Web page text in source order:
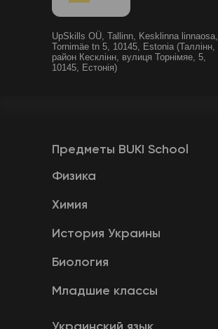
UpSkills OÜ, Tallinn, Kesklinna linnaosa,
Tornimäe tn 5, 10145, Estonia (Таллінн,
район Кесклінн, вулиця Торнімяе, 5,
10145, Естонія)
Предметы BUKI School
Физика
Химия
История Украины
Биология
Младшие классы